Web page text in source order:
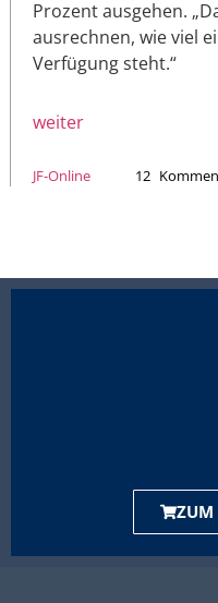
Prozent ausgehen.
ausrechnen, wie viel
Verfügung steht.“
weiter
JF-Online 12
ZUM